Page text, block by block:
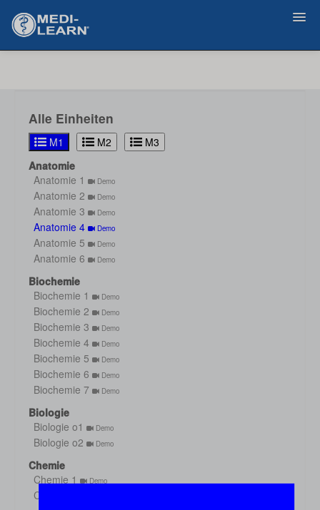
Alle Einheiten
M1 M2
M3
Anatomie
Anatomie 1
Demo
Anatomie 2 Demo
Anatomie 3 Demo
Anatomie 4 Demo
Anatomie 5 Demo
Anatomie 6 Demo
Biochemie
Biochemie 1
Demo
Biochemie 2 Demo
Biochemie 3 Demo
Biochemie 4 Demo
Biochemie 5 Demo
Biochemie 6 Demo
Biochemie 7 Demo
Biologie
Biologie o1
Demo
Biologie o2 Demo
Chemie
Chemie 1
Demo
Chemie 2